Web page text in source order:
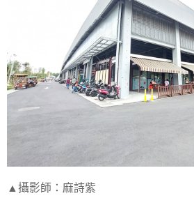
▲攝影師：麻詩紫